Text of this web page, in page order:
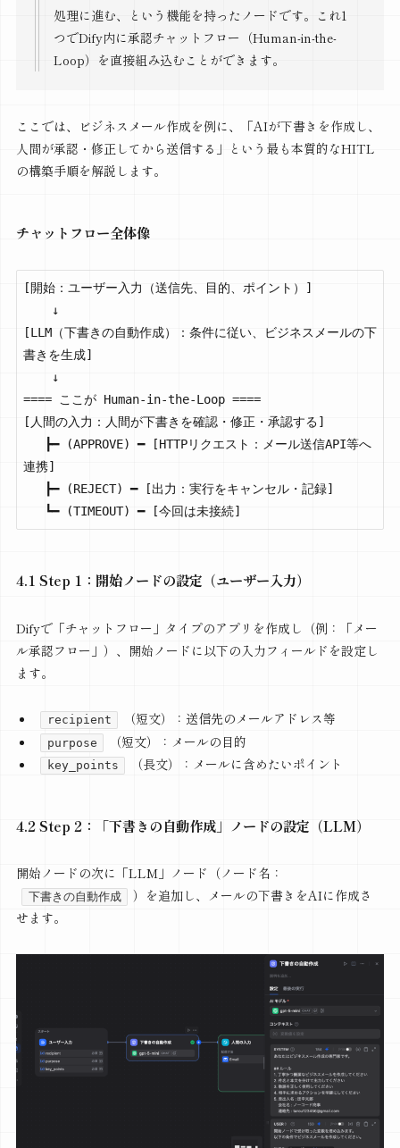
処理に進む、という機能を持ったノードです。これ1
つでDify内に承認チャットフロー（Human-in-the-
Loop）を直接組み込むことができます。
ここでは、ビジネスメール作成を例に、「AIが下書きを作成し、
人間が承認・修正してから送信する」という最も本質的なHITL
の構築手順を解説します。
チャットフロー全体像
[開始：ユーザー入力（送信先、目的、ポイント）]
[LLM（下書きの自動作成）：条件に従い、ビジネスメールの下
書きを生成]
==== ここが Human-in-the-Loop ====
[人間の入力：人間が下書きを確認・修正・承認する]
連携]
   ┗━ (TIMEOUT) ━ [今回は未接続]
4.1 Step 1：開始ノードの設定（ユーザー入力）
Difyで「チャットフロー」タイプのアプリを作成し（例：「メー
ル承認フロー」）、開始ノードに以下の入力フィールドを設定し
ます。
recipient （短文）：送信先のメールアドレス等
purpose （短文）：メールの目的
key_points （長文）：メールに含めたいポイント
4.2 Step 2：「下書きの自動作成」ノードの設定（LLM）
開始ノードの次に「LLM」ノード（ノード名：
下書きの自動作成
）を追加し、メールの下書きをAIに作成さ
せます。